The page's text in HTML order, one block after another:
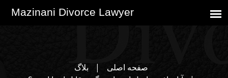
صفحه اصلی
بلاگ